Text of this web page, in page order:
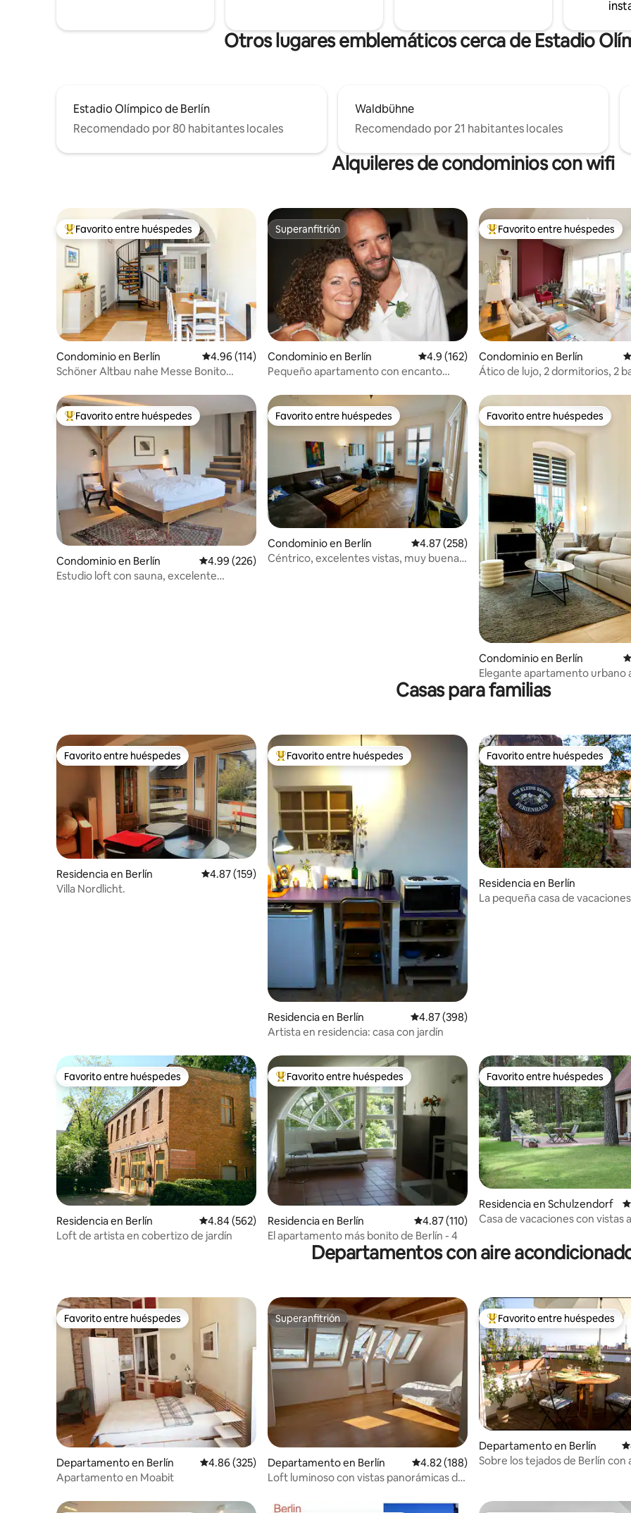
Otros lugares emblemáticos cerca de Estadio
Estadio Olímpico de Berlín
Recomendado por 80 habitantes locales
Waldbühne
Recomendado por 21 habitantes locales
Alquileres de condominios con wifi
De los mejores en Favorito entre huéspedes
Favorito entre huéspedes
Condominio en Berlín Calificación promedio: 4.96 de 5; 114 evaluaciones
4.96 (114)
Schöner Altbau nahe Messe Bonito
Superanfitrión
Superanfitrión
Condominio en Berlín Calificación promedio: 4.9 de 5; 162
4.9 (162)
Pequeño apartamento con encanto
De los mejores en Favorito
Favorito entre huéspedes
Condominio en Berlín
Ático de lujo, 2 dormitorios, 2
De los mejores en Favorito entre huéspedes
Favorito entre huéspedes
Condominio en Berlín Calificación promedio: 4.99 de 5; 226 evaluaciones
4.99 (226)
Estudio loft con sauna, excelente
Favorito entre huéspedes
Favorito entre huéspedes
Condominio en Berlín Calificación promedio: 4.87 de 5; 258
4.87 (258)
Céntrico, excelentes vistas, muy buena
Favorito entre huéspedes
Favorito entre huéspedes
Condominio en Berlín
Elegante apartamento urbano
en Prenzlauer Berg
Casas para familias
Favorito entre huéspedes
Favorito entre huéspedes
Residencia en Berlín Calificación promedio: 4.87 de 5; 159 evaluaciones
4.87 (159)
Villa Nordlicht.
De los mejores en Favorito entre huéspedes
Favorito entre huéspedes
Residencia en Berlín Calificación promedio: 4.87 de 5; 398
4.87 (398)
Artista en residencia: casa con jardín
Favorito entre huéspedes
Favorito entre huéspedes
Residencia en Berlín
La pequeña casa de vacaciones Casa de
Favorito entre huéspedes
Favorito entre huéspedes
Residencia en Berlín Calificación promedio: 4.84 de 5; 562 evaluaciones
4.84 (562)
Loft de artista en cobertizo de jardín
De los mejores en Favorito entre huéspedes
Favorito entre huéspedes
Residencia en Berlín Calificación promedio: 4.87 de 5; 110
4.87 (110)
El apartamento más bonito de Berlín - 4
Favorito entre huéspedes
Favorito entre huéspedes
Residencia en Schulzendorf
Casa de vacaciones con vistas
Departamentos con aire
Favorito entre huéspedes
Favorito entre huéspedes
Departamento en Berlín Calificación promedio: 4.86 de 5; 325 evaluaciones
4.86 (325)
Apartamento en Moabit
Superanfitrión
Superanfitrión
Departamento en Berlín Calificación promedio: 4.82 de 5; 188
4.82 (188)
Loft luminoso con vistas panorámicas de
De los mejores en Favorito
Favorito entre huéspedes
Departamento en Berlín
Sobre los tejados de Berlín con